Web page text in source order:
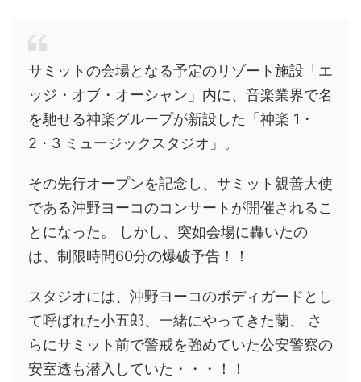
サミットの会場となる予定のリゾート施設「エ
ッジ・オブ・オーシャン」内に、音楽業界で名
を馳せる神楽グループが新設した「神楽 1・
2・3 ミュージックスタジオ」。
その先行オープンを記念し、サミット親善大使
である沖野ヨーコのコンサートが開催されるこ
とになった。 しかし、突如会場に轟いたの
は、制限時間60分の爆破予告！！
スタジオには、沖野ヨーコのボディガードとし
て呼ばれた小五郎、一緒にやってきた蘭、 さ
らにサミット前で警戒を強めていた公安警察の
安室透も潜入していた・・・！！